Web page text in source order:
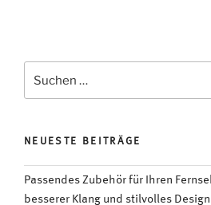
dem
nach:
NEUESTE BEITRÄGE
Passendes Zubehör für Ihren
besserer Klang und stilvolles Design